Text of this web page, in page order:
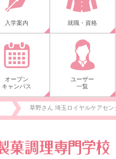
入学案内 就職・資格
オープン
キャンパス
ユーザー
一覧
草野さん 埼玉ロイヤルケアセン